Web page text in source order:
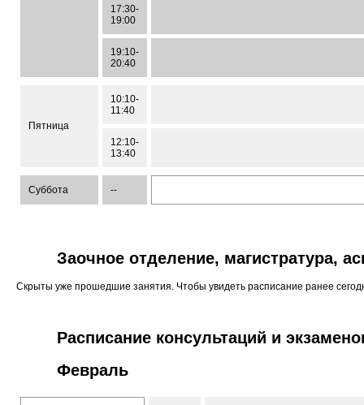
17:30-
19:00
19:10-
20:40
Пятница
10:10-
11:40
12:10-
13:40
Суббота --
Заочное отделение, магистратура,
Скрыты уже прошедшие занятия. Чтобы увидеть расписание ранее
Расписание консультаций и
Февраль